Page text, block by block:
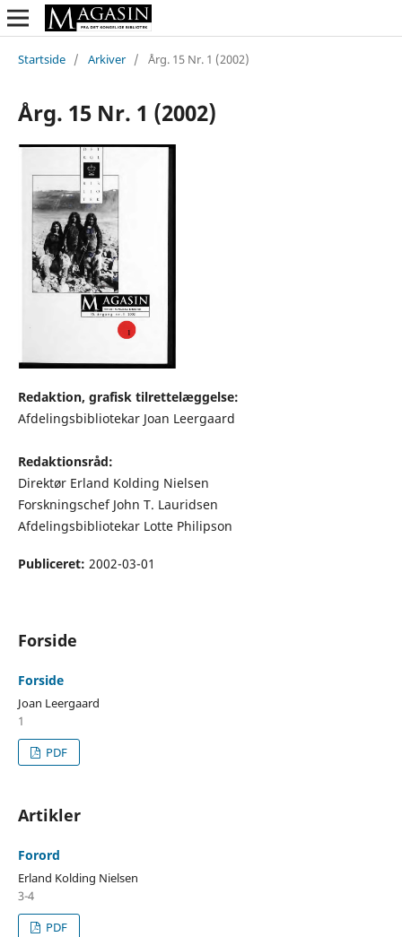
Startside / Arkiver / Årg. 15 Nr. 1 (2002)
Årg. 15 Nr. 1 (2002)
Redaktion, grafisk tilrettelæggelse:
Afdelingsbibliotekar Joan Leergaard
Redaktionsråd:
Direktør Erland Kolding Nielsen
Forskningschef John T. Lauridsen
Afdelingsbibliotekar Lotte Philipson
Publiceret: 2002-03-01
Forside
Forside
Joan Leergaard
1
PDF
Artikler
Forord
Erland Kolding Nielsen
3-4
PDF